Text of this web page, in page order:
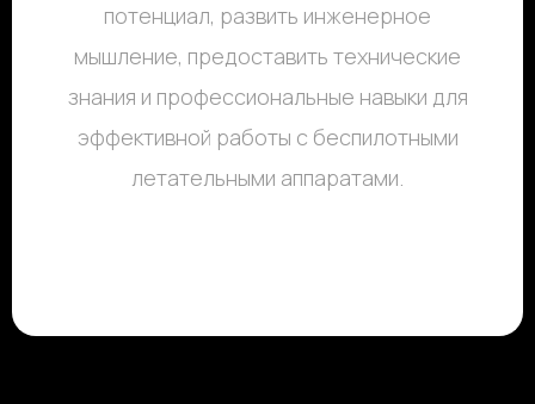
потенциал, развить инженерное
мышление, предоставить технические
знания и профессиональные навыки для
эффективной работы с беспилотными
летательными аппаратами.